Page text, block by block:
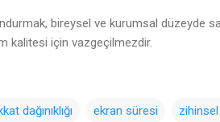
bireysel ve kurumsal düzeyde
kalitesi için vazgeçilmezdir.
dağınıklığı ekran süresi